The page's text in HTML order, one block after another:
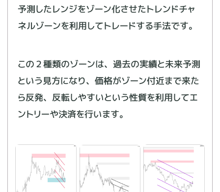
予測したレンジをゾーン化させたトレンドチャ
ネルゾーンを利用してトレードする手法です。
この２種類のゾーンは、過去の実績と未来予測
という見方になり、価格がゾーン付近まで来た
ら反発、反転しやすいという性質を利用してエ
ントリーや決済を行います。